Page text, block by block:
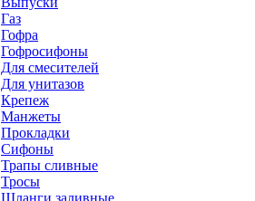
Газ
Гофра
Гофросифоны
Для смесителей
Для унитазов
Крепеж
Манжеты
Прокладки
Сифоны
Трапы сливные
Тросы
Шланги заливные